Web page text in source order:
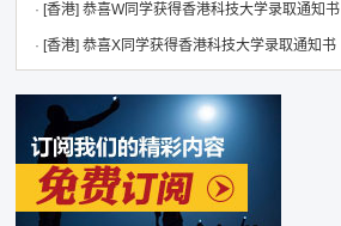
· [香港] 恭喜W同学获得香港科技大学录取通知书
· [香港] 恭喜X同学获得香港科技大学录取通知书